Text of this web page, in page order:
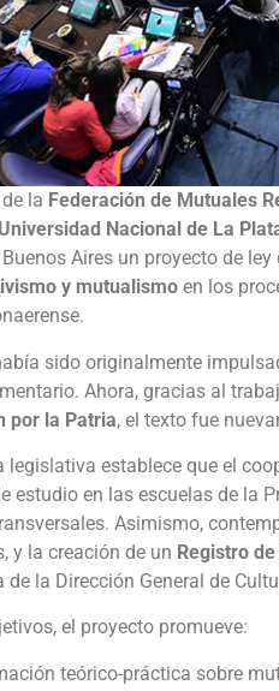
la Federación de Mutuales
Nacional de La
Aires un proyecto de
y mutualismo en los
sido originalmente
Ahora, gracias al
por la Patria, el texto fue
legislativa establece que el
estudio en las escuelas de la
Asimismo,
y la creación de un Registro
de la Dirección General de
el proyecto promueve:
teórico-práctica sobre